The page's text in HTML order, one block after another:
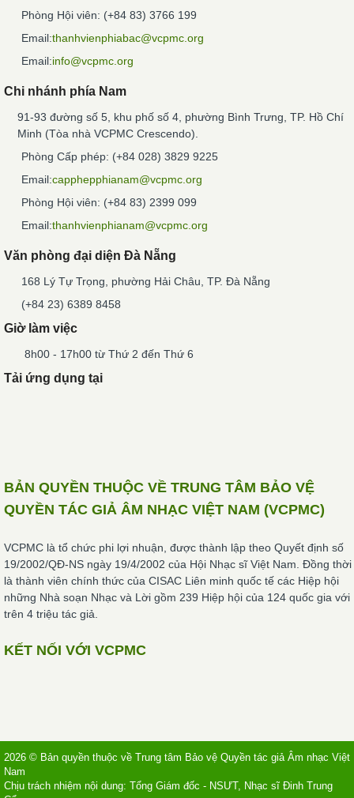
Phòng Hội viên: (+84 83) 3766 199
Email:thanhvienphiabac@vcpmc.org
Email:info@vcpmc.org
Chi nhánh phía Nam
91-93 đường số 5, khu phố số 4, phường Bình Trưng, TP. Hồ Chí
Minh (Tòa nhà VCPMC Crescendo).
Phòng Cấp phép: (+84 028) 3829 9225
Email:capphepphianam@vcpmc.org
Phòng Hội viên: (+84 83) 2399 099
Email:thanhvienphianam@vcpmc.org
Văn phòng đại diện Đà Nẵng
168 Lý Tự Trọng, phường Hải Châu, TP. Đà Nẵng
(+84 23) 6389 8458
Giờ làm việc
8h00 - 17h00 từ Thứ 2 đến Thứ 6
Tải ứng dụng tại
BẢN QUYỀN THUỘC VỀ TRUNG TÂM BẢO VỆ
QUYỀN TÁC GIẢ ÂM NHẠC VIỆT NAM (VCPMC)
VCPMC là tổ chức phi lợi nhuận, được thành lập theo Quyết định số
19/2002/QĐ-NS ngày 19/4/2002 của Hội Nhạc sĩ Việt Nam. Đồng thời
là thành viên chính thức của CISAC Liên minh quốc tế các Hiệp hội
những Nhà soạn Nhạc và Lời gồm 239 Hiệp hội của 124 quốc gia với
trên 4 triệu tác giả.
KẾT NỐI VỚI VCPMC
2026 © Bản quyền thuộc về Trung tâm Bảo vệ Quyền tác giả Âm nhạc Việt
Nam
Chịu trách nhiệm nội dung: Tổng Giám đốc - NSƯT, Nhạc sĩ Đinh Trung